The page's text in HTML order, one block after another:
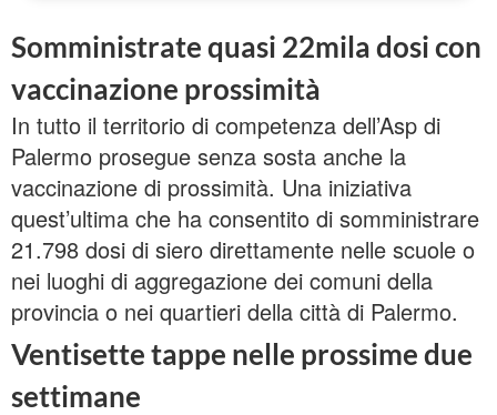
Somministrate quasi 22mila dosi con
vaccinazione prossimità
In tutto il territorio di competenza dell’Asp di
Palermo prosegue senza sosta anche la
vaccinazione di prossimità. Una iniziativa
quest’ultima che ha consentito di somministrare
21.798 dosi di siero direttamente nelle scuole o
nei luoghi di aggregazione dei comuni della
provincia o nei quartieri della città di Palermo.
Ventisette tappe nelle prossime due
settimane